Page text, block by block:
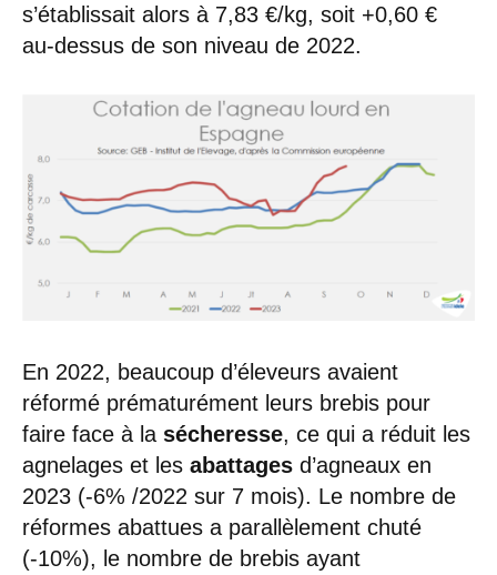
s’établissait alors à 7,83 €/kg, soit +0,60 €
au-dessus de son niveau de 2022.
En 2022, beaucoup d’éleveurs avaient
réformé prématurément leurs brebis pour
faire face à la sécheresse, ce qui a réduit les
agnelages et les abattages d’agneaux en
2023 (-6% /2022 sur 7 mois). Le nombre de
réformes abattues a parallèlement chuté
(-10%), le nombre de brebis ayant